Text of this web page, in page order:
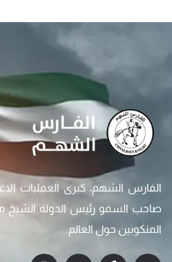
الفارس الشهم، كبرى العمليات
صاحب السمو رئيس الدولة الشيخ
المنكوبين حول العالم